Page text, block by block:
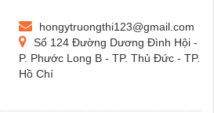
hongytruongthi123@gmail.com
Số 124 Đường Dương Đình Hội -
P. Phước Long B - TP. Thủ Đức - TP.
Hồ Chí